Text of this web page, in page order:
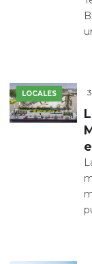
LOCALES